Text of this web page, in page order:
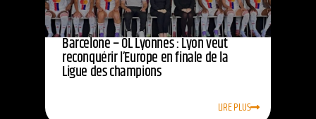
Barcelone – OL Lyonnes : Lyon veut
reconquérir l’Europe en finale de la
Ligue des champions
LIRE PLUS